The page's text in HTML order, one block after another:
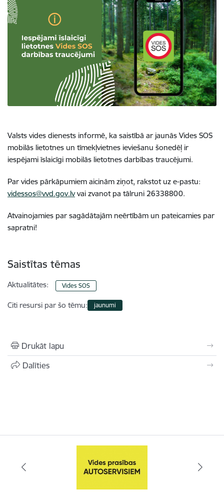
Valsts vides dienests informē, ka saistībā ar jaunās Vides SOS
mobilās lietotnes un tīmekļvietnes ieviešanu šonedēļ ir
iespējami īslaicīgi mobilās lietotnes darbības traucējumi.
Par vides pārkāpumiem aicinām ziņot, rakstot uz e-pastu:
videssos@vvd.gov.lvvai zvanot pa tālruni 26338800.
Atvainojamies par sagādātajām neērtībām un pateicamies par
sapratni!
Saistītas tēmas
Aktualitātes: Vides SOS
Citi resursi par šo tēmu: jaunumi
Drukāt lapu
Dalīties